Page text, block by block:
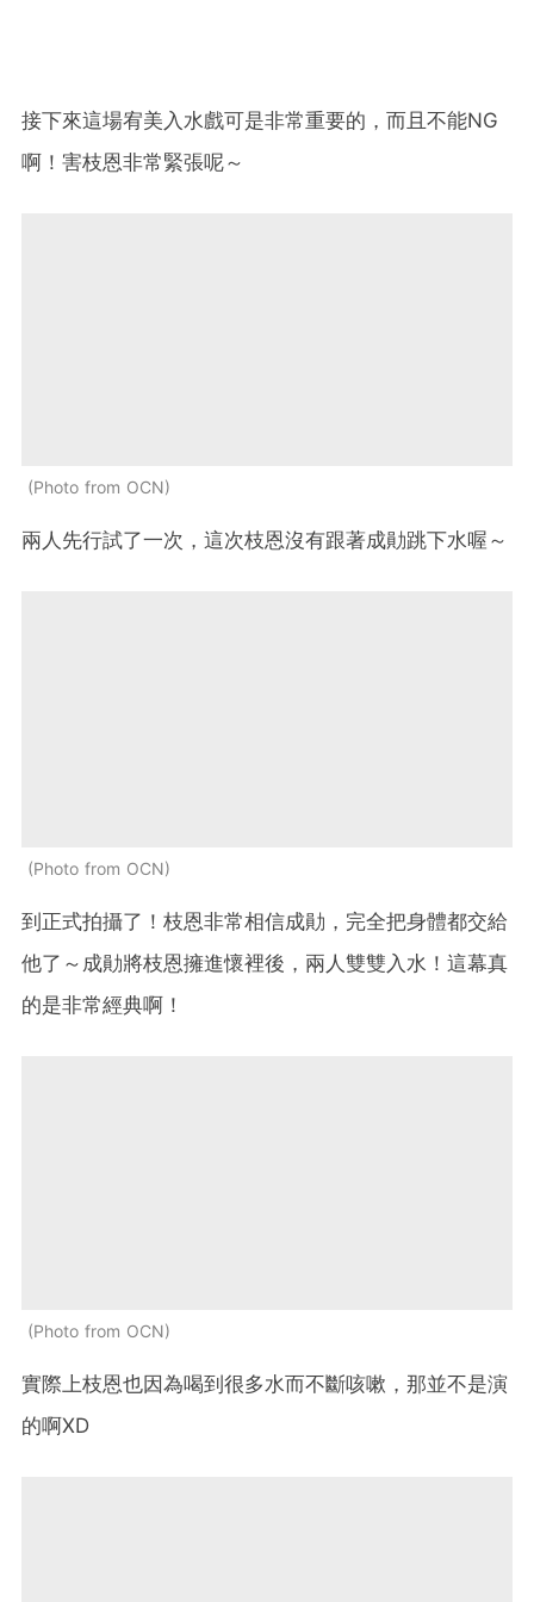
接下來這場宥美入水戲可是非常重要的，而且不能NG
啊！害枝恩非常緊張呢～
Photo from OCN
兩人先行試了一次，這次枝恩沒有跟著成勛跳下水喔～
Photo from OCN
到正式拍攝了！枝恩非常相信成勛，完全把身體都交給
他了～成勛將枝恩擁進懷裡後，兩人雙雙入水！這幕真
的是非常經典啊！
Photo from OCN
實際上枝恩也因為喝到很多水而不斷咳嗽，那並不是演
的啊XD